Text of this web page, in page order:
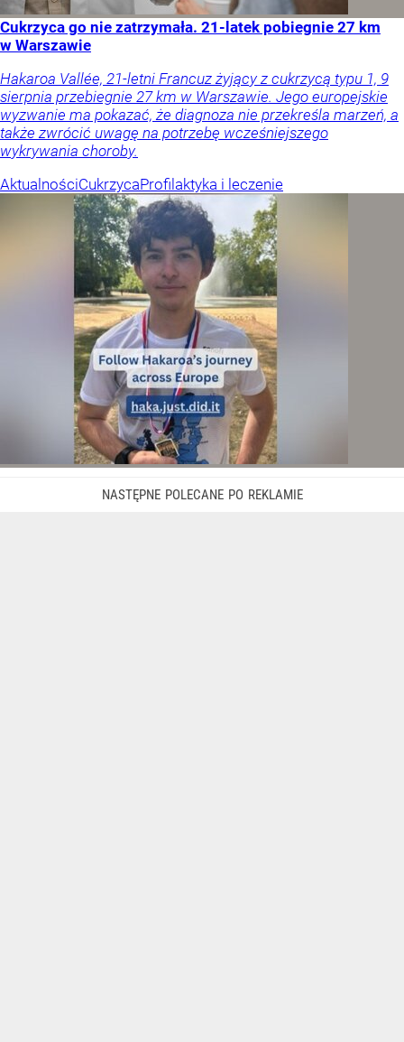
Cukrzyca go nie zatrzymała. 21-latek pobiegnie 27 km
w Warszawie
Hakaroa Vallée, 21-letni Francuz żyjący z cukrzycą typu 1, 9
sierpnia przebiegnie 27 km w Warszawie. Jego europejskie
wyzwanie ma pokazać, że diagnoza nie przekreśla marzeń, a
także zwrócić uwagę na potrzebę wcześniejszego
wykrywania choroby.
AktualnościCukrzycaProfilaktyka i leczenie